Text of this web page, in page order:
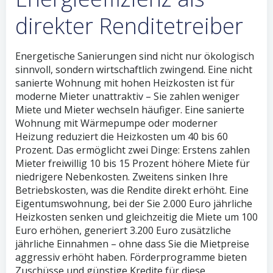
direkter Renditetreiber
Energetische Sanierungen sind nicht nur ökologisch
sinnvoll, sondern wirtschaftlich zwingend. Eine nicht
sanierte Wohnung mit hohen Heizkosten ist für
moderne Mieter unattraktiv – Sie zahlen weniger
Miete und Mieter wechseln häufiger. Eine sanierte
Wohnung mit Wärmepumpe oder moderner
Heizung reduziert die Heizkosten um 40 bis 60
Prozent. Das ermöglicht zwei Dinge: Erstens zahlen
Mieter freiwillig 10 bis 15 Prozent höhere Miete für
niedrigere Nebenkosten. Zweitens sinken Ihre
Betriebskosten, was die Rendite direkt erhöht. Eine
Eigentumswohnung, bei der Sie 2.000 Euro jährliche
Heizkosten senken und gleichzeitig die Miete um 100
Euro erhöhen, generiert 3.200 Euro zusätzliche
jährliche Einnahmen – ohne dass Sie die Mietpreise
aggressiv erhöht haben. Förderprogramme bieten